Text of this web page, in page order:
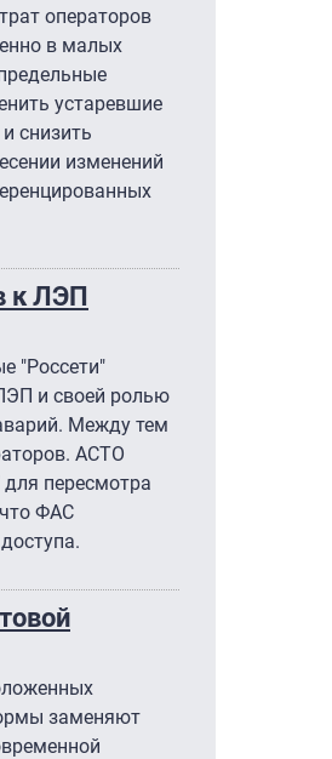
операторов
в малых
устаревшие
снизить
изменений
к ЛЭП
"Россети"
и своей ролью
Между тем
АСТО
для пересмотра
ФАС
заменяют